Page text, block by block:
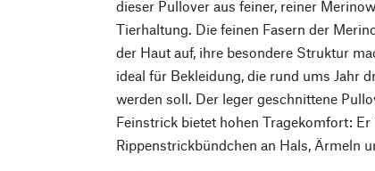
dieser Pullover aus feiner, reiner
Tierhaltung. Die feinen Fasern der
der Haut auf, ihre besondere Struktur
ideal für Bekleidung, die rund ums Jahr
werden soll. Der leger geschnittene
Feinstrick bietet hohen Tragekomfort:
Rippenstrickbündchen an Hals, Ärmeln